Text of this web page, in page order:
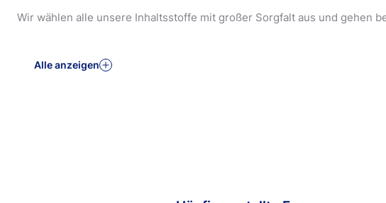
Wir wählen alle unsere Inhaltsstoffe mit großer Sorgfalt aus und gehen
Alle anzeigen